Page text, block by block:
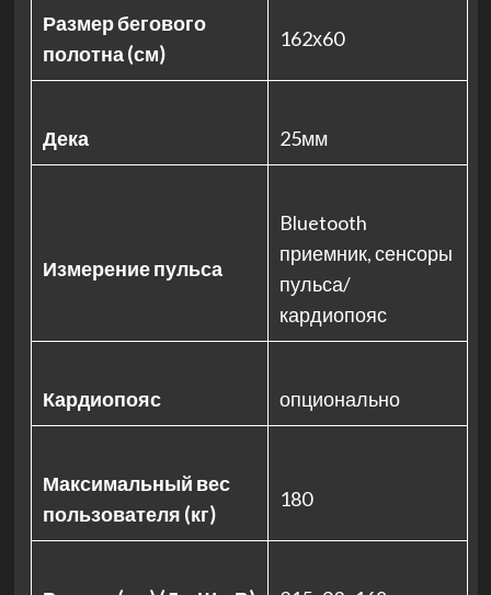
Размер бегового
полотна (см)
162х60
Дека 25мм
Измерение пульса
Bluetooth
приемник, сенсоры
пульса/
кардиопояс
Кардиопояс опционально
Максимальный вес
пользователя (кг)
180